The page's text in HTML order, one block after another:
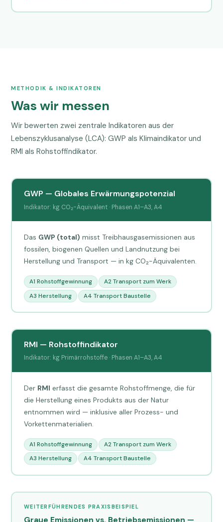
METHODIK & INDIKATOREN
Was wir messen
Wir bewerten zwei zentrale Indikatoren aus der
Lebenszyklusanalyse (LCA): GWP als Klimaindikator und
RMI als Rohstoffindikator.
GWP — Globales Erwärmungspotenzial
Indikator: kg CO₂-Äquivalent · Phasen A1–A3, A4
Das GWP (total) misst Treibhausgasemissionen aus
fossilen, biogenen Quellen und Landnutzung bei
Herstellung und Transport — in kg CO₂-Äquivalenten.
A1 Rohstoffgewinnung
A2 Transport zum Werk
A3 Herstellung
A4 Transport Baustelle
RMI — Rohstoffindikator
Indikator: kg Primärrohstoffe · Phasen A1–A3, A4
Der RMI erfasst die gesamte Rohstoffmenge, die für
die Herstellung eines Produkts aus der Natur
entnommen wird — inklusive aller Prozess- und
Vorkettenmaterialien.
A1 Rohstoffgewinnung
A2 Transport zum Werk
A3 Herstellung
A4 Transport Baustelle
WEITERFÜHRENDES PRAXISBEISPIEL
Graue Emissionen vs. Betriebsemissionen —